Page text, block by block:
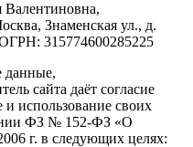
Знаменская ул., д.
315774600285225
данные,
сайта даёт согласие
и использование своих
ФЗ № 152-ФЗ «О
г. в следующих целях: